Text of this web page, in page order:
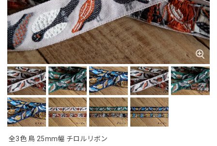
全3色 鳥 25mm幅 チロルリボン